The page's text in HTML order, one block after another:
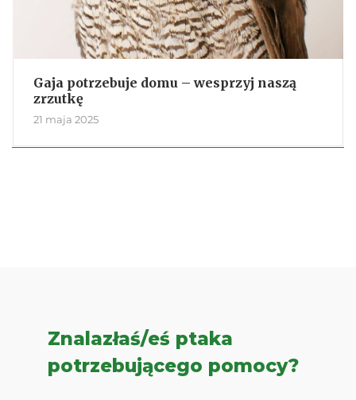
Gaja potrzebuje domu – wesprzyj naszą
zrzutkę
21 maja 2025
Znalazłaś/eś ptaka
potrzebującego pomocy?